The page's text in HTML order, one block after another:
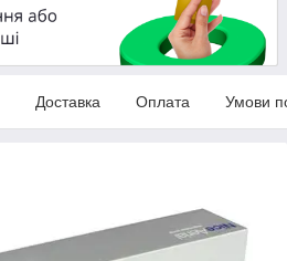
Доставка Оплата Умови